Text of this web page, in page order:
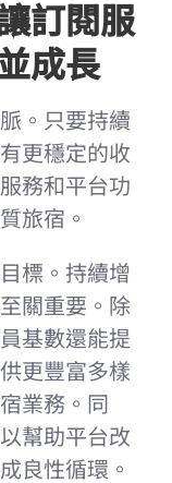
訂閱服
成長
。只要持續
更穩定的收
務和平台功
旅宿。
標。持續增
關重要。除
基數還能提
更豐富多樣
業務。同
幫助平台改
良性循環。